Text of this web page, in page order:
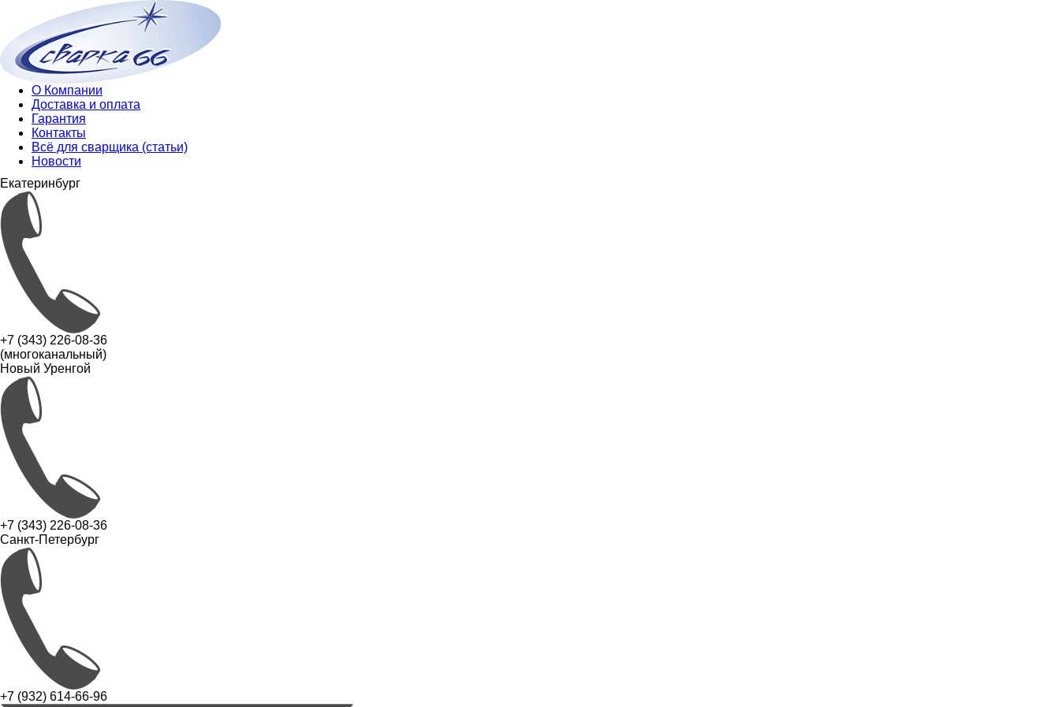
О Компании
Доставка и оплата
Гарантия
Контакты
Всё для сварщика (статьи)
Новости
Екатеринбург
+7 (343) 226-08-36
(многоканальный)
Новый Уренгой
+7 (343) 226-08-36
Санкт-Петербург
+7 (932) 614-66-96